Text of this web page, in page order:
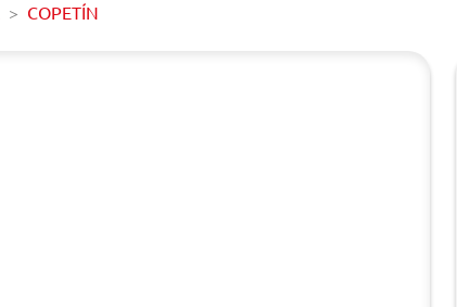
COPETÍN